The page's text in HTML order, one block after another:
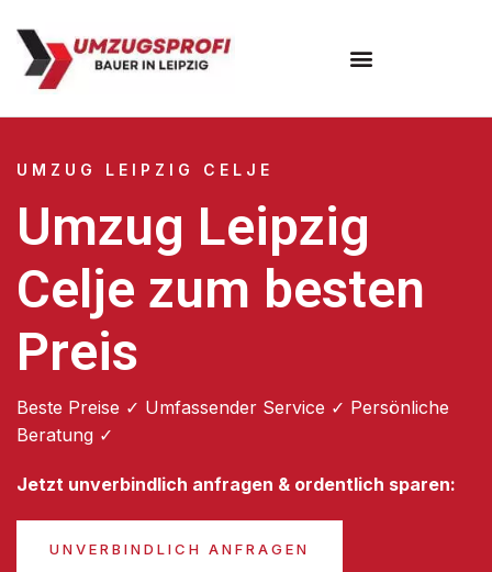
UMZUG LEIPZIG CELJE
Umzug Leipzig
Celje zum besten
Preis
Beste Preise ✓ Umfassender Service ✓ Persönliche
Beratung ✓
Jetzt unverbindlich anfragen & ordentlich sparen:
UNVERBINDLICH ANFRAGEN